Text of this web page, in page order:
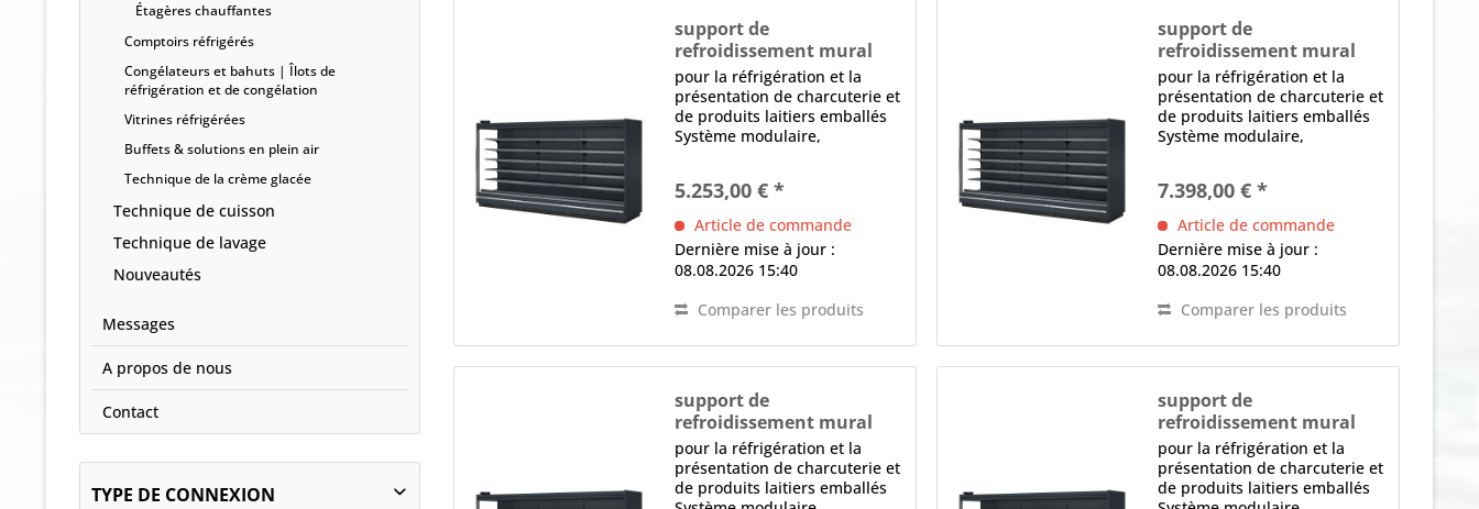
Étagères chauffantes
Comptoirs réfrigérés
Congélateurs et bahuts | Îlots de
réfrigération et de congélation
Vitrines réfrigérées
Buffets & solutions en plein air
Technique de la crème glacée
Technique de cuisson
Technique de lavage
Nouveautés
Messages
A propos de nous
Contact
TYPE DE CONNEXION
support de
refroidissement mural
MISTRAL 950 1250 M2
pour la réfrigération et la
présentation de charcuterie et
de produits laitiers emballés
Système modulaire,
parties latérales (accessoires
spéciaux) Ventilateur AC 1 x
éclairage intérieur...
5.253,00 € *
Article de commande
Dernière mise à jour :
08.08.2026 15:40
Comparer les produits
support de
refroidissement mural
MISTRAL 950 1875 M2
pour la réfrigération et la
présentation de charcuterie et
de produits laitiers emballés
Système modulaire,
parties latérales (accessoires
spéciaux) Ventilateur AC 2 x
éclairage intérieur...
7.398,00 € *
Article de commande
Dernière mise à jour :
08.08.2026 15:40
Comparer les produits
support de
refroidissement mural
MISTRAL 950 2500 M2
pour la réfrigération et la
présentation de charcuterie et
de produits laitiers emballés
support de
refroidissement mural
MISTRAL 950 3750 M2
pour la réfrigération et la
présentation de charcuterie et
de produits laitiers emballés